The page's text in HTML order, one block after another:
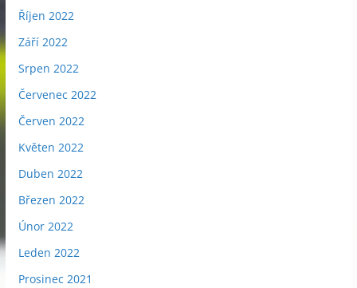
Říjen 2022
Září 2022
Srpen 2022
Červenec 2022
Červen 2022
Květen 2022
Duben 2022
Březen 2022
Únor 2022
Leden 2022
Prosinec 2021